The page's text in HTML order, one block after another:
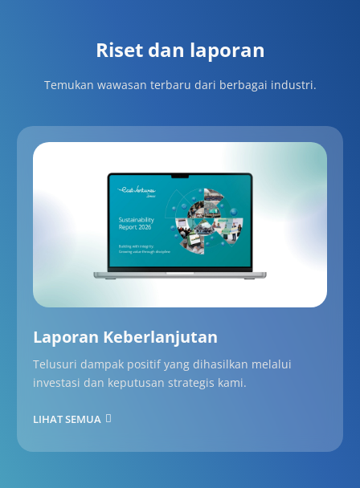
Riset dan laporan
Temukan wawasan terbaru dari berbagai industri.
Laporan Keberlanjutan
Telusuri dampak positif yang dihasilkan melalui
investasi dan keputusan strategis kami.
LIHAT SEMUA